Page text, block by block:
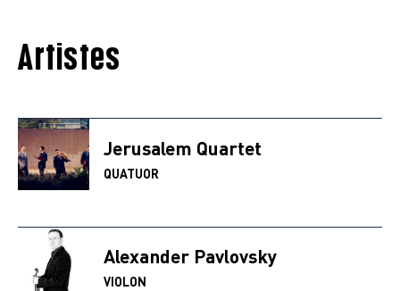
Artistes
Jerusalem Quartet
QUATUOR
Alexander Pavlovsky
VIOLON